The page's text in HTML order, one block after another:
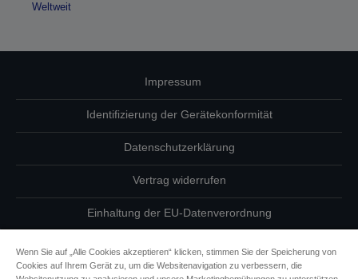
Weltweit
Impressum
Identifizierung der Gerätekonformität
Datenschutzerklärung
Vertrag widerrufen
Einhaltung der EU-Datenverordnung
Fragen zum Datenschutz
Wenn Sie auf „Alle Cookies akzeptieren“ klicken, stimmen Sie der Speicherung von
Cookies auf Ihrem Gerät zu, um die Websitenavigation zu verbessern, die